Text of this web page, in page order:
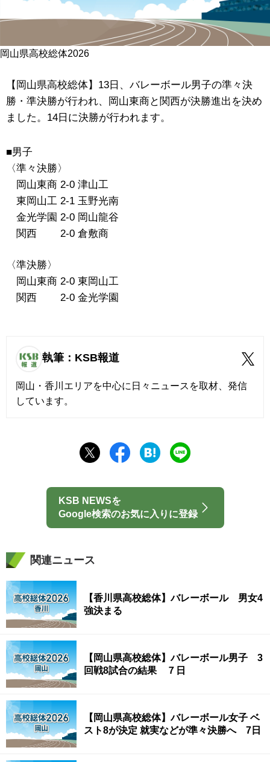
岡山県高校総体2026
【岡山県高校総体】13日、バレーボール男子の準々決
勝・準決勝が行われ、岡山東商と関西が決勝進出を決め
ました。14日に決勝が行われます。
■男子
〈準々決勝〉
岡山東商 2-0 津山工
東岡山工 2-1 玉野光南
金光学園 2-0 岡山龍谷
関西 2-0 倉敷商
〈準決勝〉
岡山東商 2-0 東岡山工
関西 2-0 金光学園
執筆：KSB報道
岡山・香川エリアを中心に日々ニュースを取材、発信
しています。
KSB NEWSを
Google検索のお気に入りに登録
関連ニュース
【香川県高校総体】バレーボール 男女4
強決まる
【岡山県高校総体】バレーボール男子 3
回戦8試合の結果 ７日
【岡山県高校総体】バレーボール女子 ベ
スト8が決定 就実などが準々決勝へ 7日